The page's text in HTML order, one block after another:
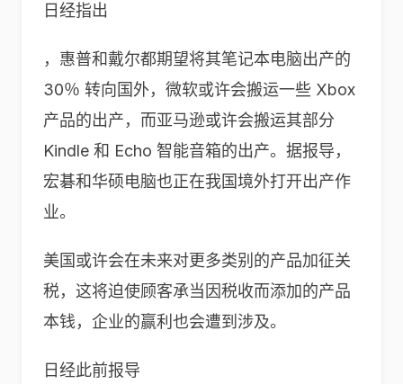
日经指出
，惠普和戴尔都期望将其笔记本电脑出产的
30％ 转向国外，微软或许会搬运一些 Xbox
产品的出产，而亚马逊或许会搬运其部分
Kindle 和 Echo 智能音箱的出产。据报导，
宏碁和华硕电脑也正在我国境外打开出产作
业。
美国或许会在未来对更多类别的产品加征关
税，这将迫使顾客承当因税收而添加的产品
本钱，企业的赢利也会遭到涉及。
日经此前报导